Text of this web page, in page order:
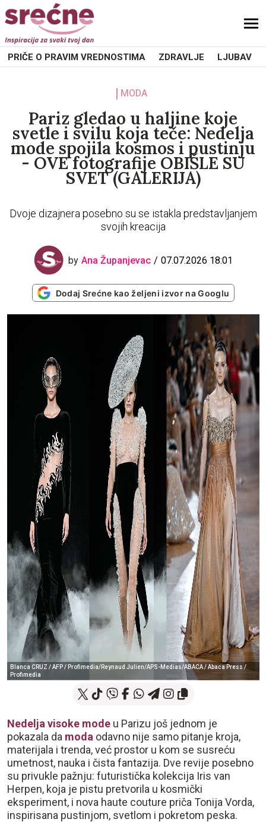
PRIČE O PRAVIM VREDNOSTIMA ZDRAVLJE LJUBAV
MODA
Pariz gledao u haljine koje
svetle i svilu koja teče: Nedelja
mode spojila kosmos i pustinju
- OVE fotografije OBIŠLE SU
SVET (GALERIJA)
Dvoje dizajnera posebno su se istakla predstavljanjem
svojih kreacija
by Ana Županjevac 07.07.2026 18:01
Dodaj Srećne kao željeni izvor na Googlu
Blanca CRUZ / AFP / Profimedia/Reynaud Julien/APS-Medias/ABACA / Abaca Press /
Profimedia
Nedelja visoke modeu Parizu još jednom je
pokazala da moda odavno nije samo pitanje kroja,
materijala i trenda, već prostor u kom se susreću
umetnost, nauka i čista fantazija. Dve revije posebno
su privukle pažnju: futuristička kolekcija Iris van
Herpen, koja je pistu pretvorila u kosmički
eksperiment, i nova haute couture priča Tonija Vorda,
inspirisana pustinjom, svetlom i pokretom peska.